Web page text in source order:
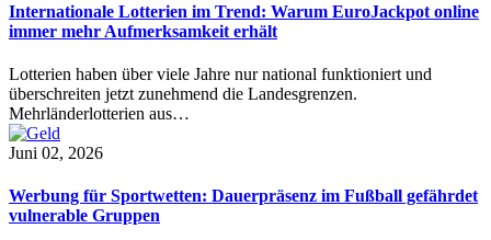
Internationale Lotterien im Trend: Warum EuroJackpot online
immer mehr Aufmerksamkeit erhält
Lotterien haben über viele Jahre nur national funktioniert und
überschreiten jetzt zunehmend die Landesgrenzen.
Mehrländerlotterien aus…
Juni 02, 2026
Werbung für Sportwetten: Dauerpräsenz im Fußball gefährdet
vulnerable Gruppen